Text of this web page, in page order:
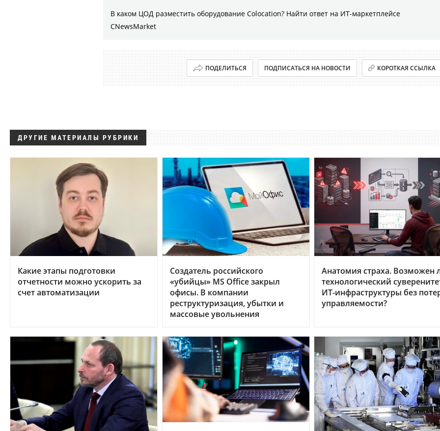
В каком ЦОД разместить оборудование Colocation? Найти ответ на ИТ-маркетплейсе
CNewsMarket
ПОДЕЛИТЬСЯ ПОДПИСАТЬСЯ НА НОВОСТИ КОРОТКАЯ ССЫЛКА
ДРУГИЕ МАТЕРИАЛЫ РУБРИКИ
Какие этапы подготовки
отчетности можно ускорить за
счет автоматизации
Создатель российского
«убийцы» MS Office закрыл
офисы. В компании
реструктуризация, убытки и
массовые увольнения
Анатомия страха. Возможен
технологический
ИТ-инфраструктуры без
управляемости?